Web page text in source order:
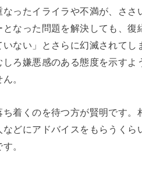
ったイライラや不満が、ささ
なった問題を解決しても、復
ない」とさらに幻滅されてし
ろ嫌悪感のある態度を示すよ
。
着くのを待つ方が賢明です。
どにアドバイスをもらうくら
。